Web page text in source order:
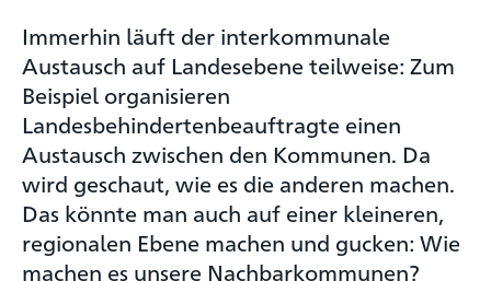
Immerhin läuft der interkommunale
Austausch auf Landesebene teilweise: Zum
Beispiel organisieren
Landesbehindertenbeauftragte einen
Austausch zwischen den Kommunen. Da
wird geschaut, wie es die anderen machen.
Das könnte man auch auf einer kleineren,
regionalen Ebene machen und gucken: Wie
machen es unsere Nachbarkommunen?